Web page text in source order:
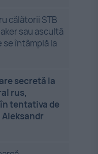
călătorii STB
sau ascultă
se întâmplă la
secretă la
rus,
tentativa de